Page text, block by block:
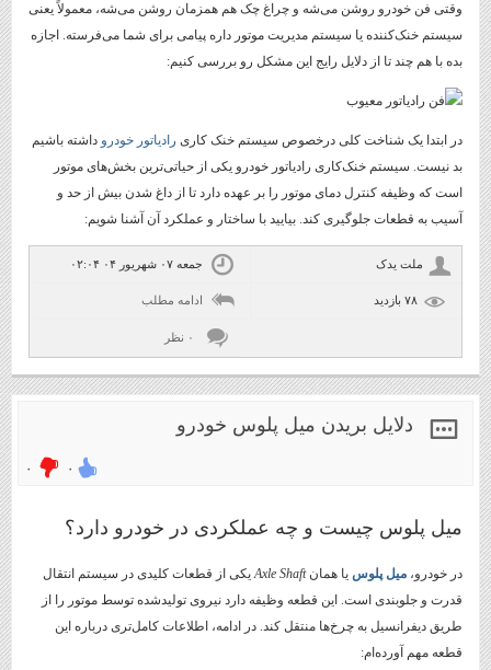
وقتی فن خودرو روشن می‌شه و چراغ چک هم همزمان روشن می‌شه، معمولاً یعنی
سیستم خنک‌کننده یا سیستم مدیریت موتور داره پیامی برای شما می‌فرسته. اجازه
بده با هم چند تا از دلایل رایج این مشکل رو بررسی کنیم:
در ابتدا یک شناخت کلی درخصوص سیستم خنک کاری رادیاتور خودرو داشته باشیم
بد نیست. سیستم خنک‌کاری رادیاتور خودرو یکی از حیاتی‌ترین بخش‌های موتور
است که وظیفه کنترل دمای موتور را بر عهده دارد تا از داغ شدن بیش از حد و
آسیب به قطعات جلوگیری کند. بیایید با ساختار و عملکرد آن آشنا شویم:
ملت یدک جمعه ۰۷ شهریور ۰۴ ۰۲:۰۴
ادامه مطلب
۰ نظر
دلایل بریدن میل پلوس خودرو
۰ ۰
میل پلوس چیست و چه عملکردی در خودرو دارد؟
در خودرو، میل پلوس یا همانAxle Shaftیکی از قطعات کلیدی در سیستم انتقال
قدرت و جلوبندی است. این قطعه وظیفه دارد نیروی تولیدشده توسط موتور را از
طریق دیفرانسیل به چرخ‌ها منتقل کند. در ادامه، اطلاعات کامل‌تری درباره این
قطعه مهم آورده‌ام: